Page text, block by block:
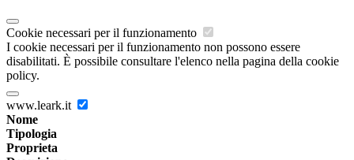
Cookie necessari per il funzionamento
I cookie necessari per il funzionamento non possono essere
disabilitati. È possibile consultare l'elenco nella pagina della cookie
policy.
www.leark.it
Nome
Tipologia
Proprieta